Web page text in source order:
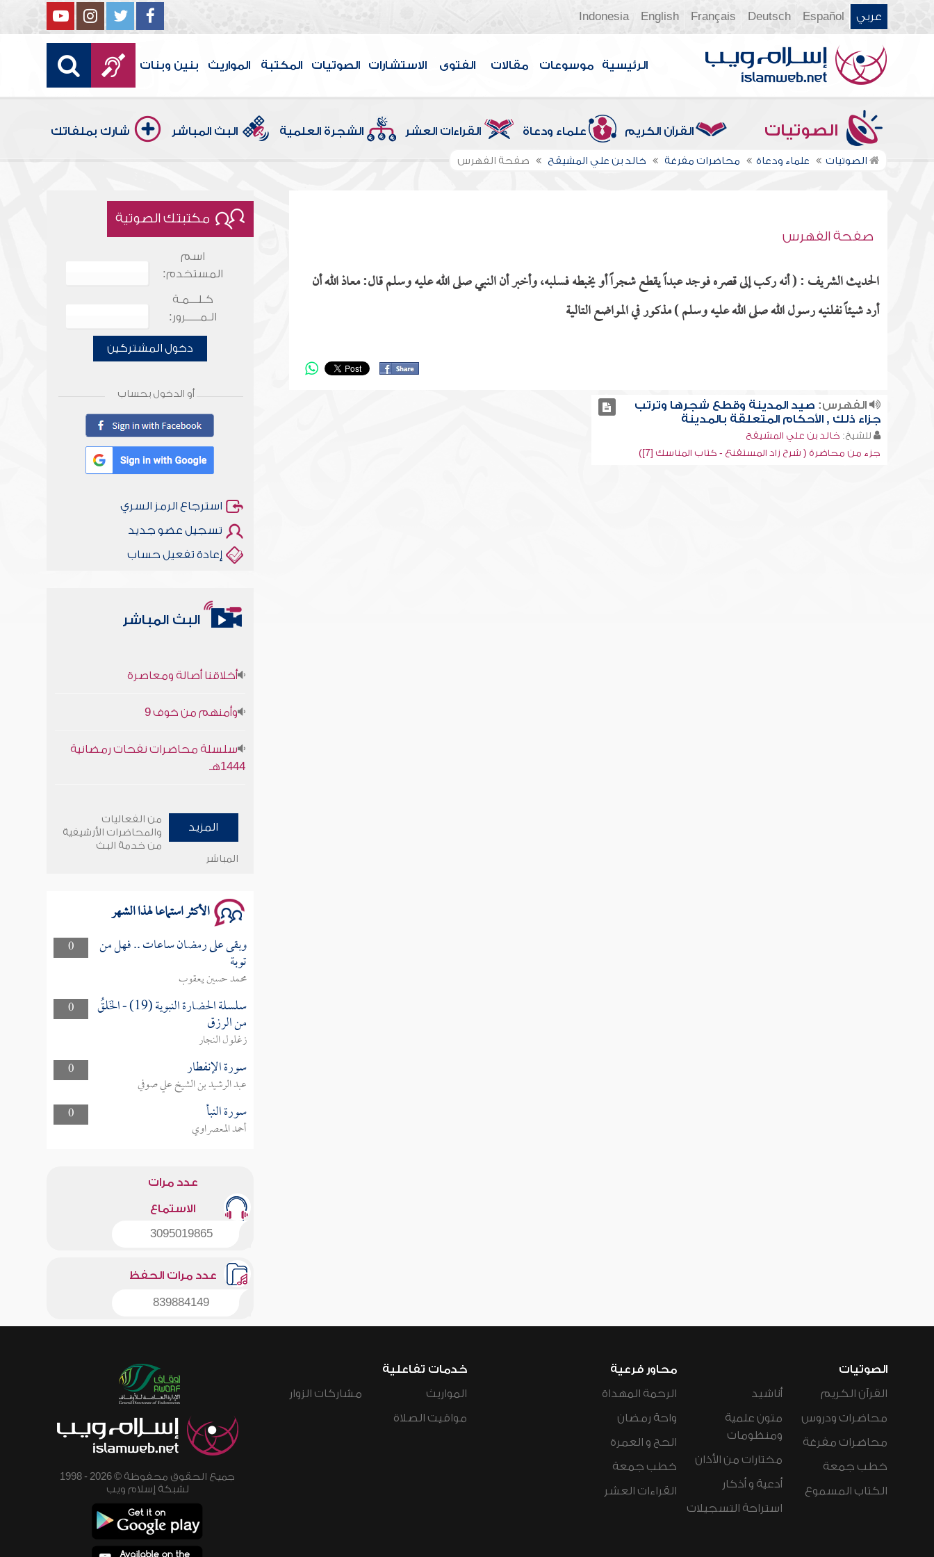
عربي Español
Deutsch
Français
English
Indonesia
الرئيسية موسوعات مقالات الفتوى الاستشارات الصوتيات المكتبة المواريث بنين وبنات
الصوتيات القرآن الكريم علماء ودعاة القراءات العشر الشجرة العلمية البث المباشر شارك بملفاتك
الصوتيات علماء ودعاة محاضرات مفرغة خالد بن علي المشيقح صفحة الفهرس
صفحة الفهرس
الحديث الشريف : ( أنه ركب إلى قصره فوجد عبداً يقطع شجراً أو يخبطه فسلبه، وأخبر أن النبي صلى الله عليه وسلم قال: معاذ الله أن
أرد شيئاً نفلنيه رسول الله صلى الله عليه وسلم ) مذكور في المواضع التالية
الفهرس: صيد المدينة وقطع شجرها وترتب
جزاء ذلك , الأحكام المتعلقة بالمدينة
للشيخ: خالد بن علي المشيقح
جزء من محاضرة ( شرح زاد المستقنع - كتاب المناسك [7])
مكتبتك الصوتية
اسم
المستخدم:
كـلـــمـة
الـمـــــرور:
دخول المشتركين
أو الدخول بحساب
استرجاع الرمز السري
تسجيل عضو جديد
إعادة تفعيل حساب
البث المباشر
1444هـ
وأمنهم من خوف 9
المزيد
من الفعاليات
والمحاضرات الأرشيفية
من خدمة البث
المباشر
الأكثر استماعا لهذا الشهر
0 وبقى على رمضان ساعات .. فهل من
توبة
محمد حسين يعقوب
0
سلسلة الحضارة النبوية (19) - الخَلقُ
من الرزق
زغلول النجار
0
سورة الإنفطار
عبد الرشيد بن الشيخ علي صوفي
0
سورة النبأ
أحمد المعصراوي
عدد مرات
الاستماع
3095019865
عدد مرات الحفظ
839884149
الصوتيات
القرآن الكريم
محاضرات ودروس
محاضرات مفرغة
خطب جمعة
الكتاب المسموع
أناشيد
متون علمية
ومنظومات
مختارات من الأذان
أدعية و أذكار
استراحة التسجيلات
محاور فرعية
الرحمة المهداة
واحة رمضان
الحج و العمرة
خطب جمعة
القراءات العشر
خدمات تفاعلية
المواريث
مواقيت الصلاة
مشاركات الزوار
جميع الحقوق محفوظة © 2026 - 1998
لشبكة إسلام ويب